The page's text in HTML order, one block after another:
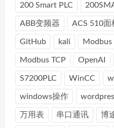
200 Smart PLC
ABB变频器 ACS 510面
GitHub kali Modbus
Modbus TCP OpenAI
S7200PLC WinCC
windows操作
万用表 串口通讯 博